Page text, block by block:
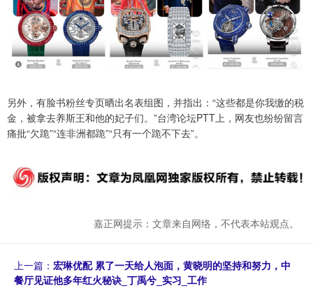
另外，有脸书粉丝专页晒出名表组图，并指出：“这些都是你我缴的税
金，被拿去养斯王和他的妃子们。”台湾论坛PTT上，网友也纷纷留言
痛批“欠跪”“连非洲都跪”“只有一个跪不下去”。
嘉正网提示：文章来自网络，不代表本站观点。
上一篇： 宏琳优配 累了一天给人泡面，黄晓明的坚持和努力，中
餐厅见证他多年红火秘诀_丁禹兮_实习_工作